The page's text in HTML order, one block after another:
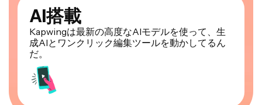
AI搭載
Kapwingは最新の高度なAIモデルを使って、生
成AIとワンクリック編集ツールを動かしてるん
だ。